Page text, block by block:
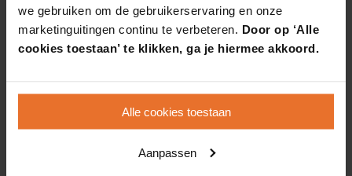
we gebruiken om de gebruikerservaring en onze
marketinguitingen continu te verbeteren. Door op ‘Alle
cookies toestaan’ te klikken, ga je hiermee akkoord.
Alle cookies toestaan
Aanpassen